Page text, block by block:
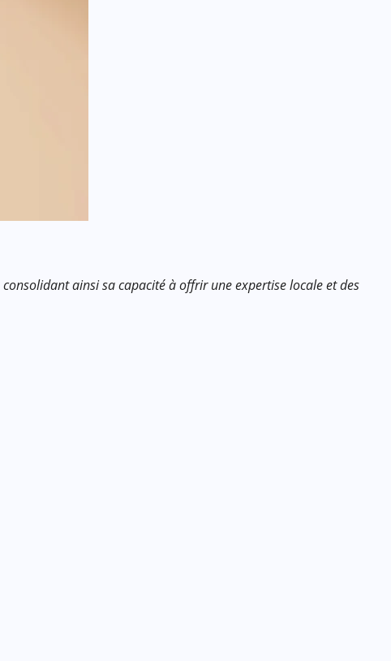
ainsi sa capacité à offrir une expertise locale et des